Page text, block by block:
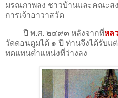
มรณภาพลง ชาวบ้านและคณะส
การเจ้าอาวาสวัด
ปี พ.ศ. ๒๔๙๓ หลังจากที่หล
วัดดอนตูมได้ ๑ ปี ท่านจึงได้รับแ
ทดแทนตำแหน่งที่ว่างลง